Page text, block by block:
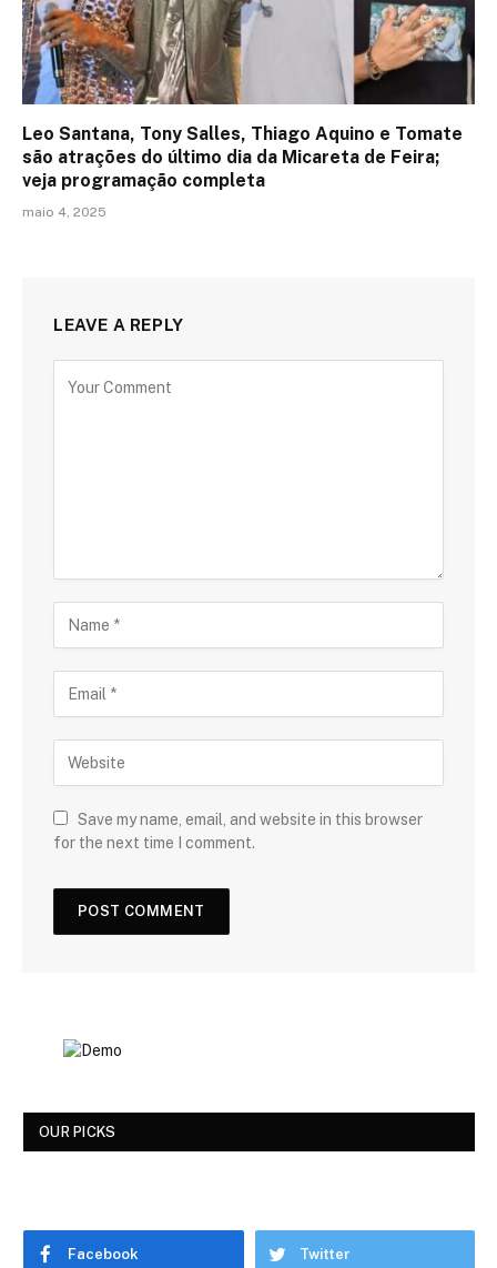
Leo Santana, Tony Salles, Thiago Aquino e Tomate
são atrações do último dia da Micareta de Feira;
veja programação completa
maio 4, 2025
LEAVE A REPLY
Save my name, email, and website in this browser
for the next time I comment.
OUR PICKS
Facebook Twitter